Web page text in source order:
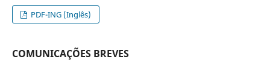
PDF-ING (Inglês)
COMUNICAÇÕES BREVES